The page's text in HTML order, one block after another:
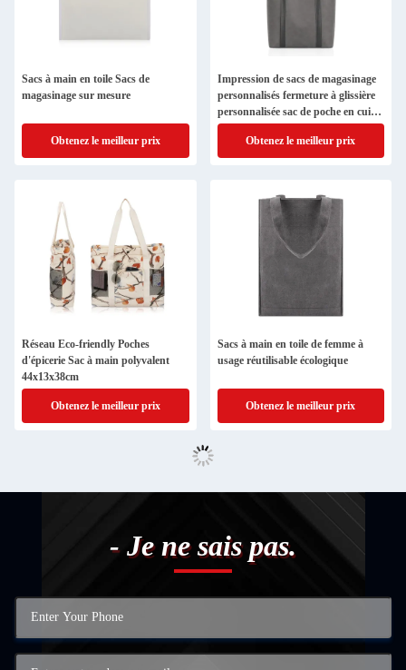
Sacs à main en toile Sacs de
magasinage sur mesure
Obtenez le meilleur prix
Impression de sacs de magasinage
personnalisés fermeture à glissière
personnalisée sac de poche en cuir
13X5X15 "
Obtenez le meilleur prix
Réseau Eco-friendly Poches
d'épicerie Sac à main polyvalent
44x13x38cm
Obtenez le meilleur prix
Sacs à main en toile de femme à
usage réutilisable écologique
Obtenez le meilleur prix
- Je ne sais pas.